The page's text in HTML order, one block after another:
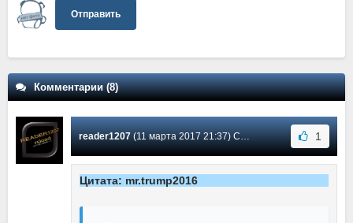
Отправить
Комментарии (8)
reader1207(11 марта 2017 21:37) Сообщение #8 1
Цитата: mr.trump2016